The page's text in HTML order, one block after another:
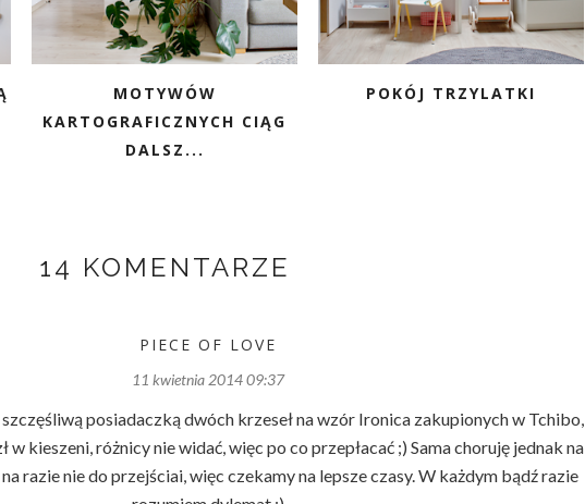
MOTYWÓW
KARTOGRAFICZNYCH CIĄG
DALSZ...
POKÓJ TRZYLATKI
14 KOMENTARZE
PIECE OF LOVE
11 kwietnia 2014 09:37
szczęśliwą posiadaczką dwóch krzeseł na wzór Ironica zakupionych w Tchibo,
w kieszeni, różnicy nie widać, więc po co przepłacać ;) Sama choruję jednak na
razie nie do przejściai, więc czekamy na lepsze czasy. W każdym bądź razie